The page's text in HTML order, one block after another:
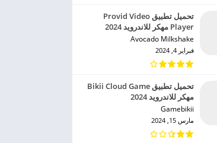
تحميل تطبيق Provid Video
Player مهكر للاندرويد 2024
Avocado Milkshake‏
فبراير 4, 2024
تحميل تطبيق Bikii Cloud Game
مهكر للاندرويد 2024
Gamebikii‏
مارس 15, 2024